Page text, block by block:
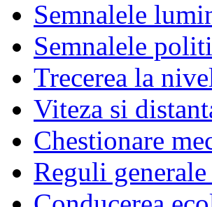
Semnalele
Semnalele
Trecerea la
Viteza si
Chestionare
Reguli